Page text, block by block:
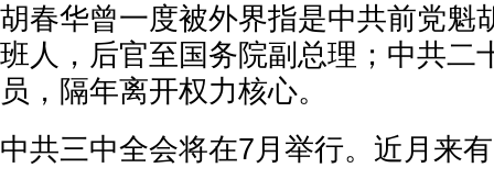
胡春华曾一度被外界指是中共前党魁
班人，后官至国务院副总理；中共二
员，隔年离开权力核心。
中共三中全会将在7月举行。近月来